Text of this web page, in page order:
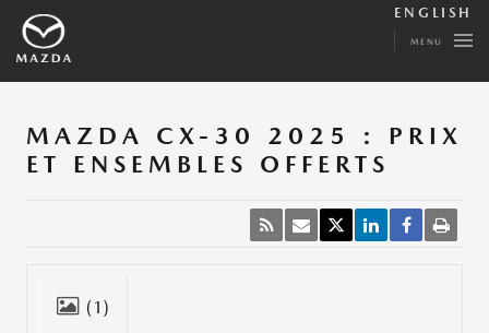
ENGLISH
MENU
MAZDA CX-30 2025 : PRIX
ET ENSEMBLES OFFERTS
(1)